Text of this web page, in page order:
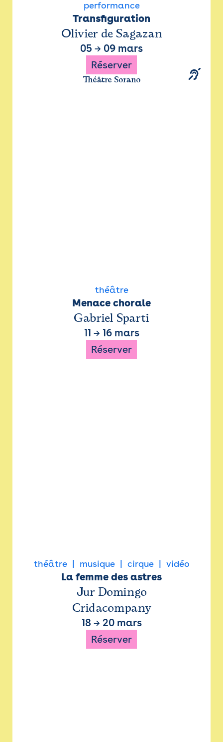
performance
Transfiguration
Olivier de Sagazan
05 → 09 mars
Réserver
Théâtre Sorano
théâtre
Menace chorale
Gabriel Sparti
11 → 16 mars
Réserver
théâtre musique cirque vidéo
La femme des astres
Jur Domingo
Cridacompany
18 → 20 mars
Réserver